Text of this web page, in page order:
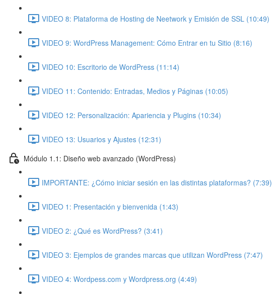
VIDEO 8: Plataforma de Hosting de Neetwork y Emisión de SSL (10:49)
VIDEO 9: WordPress Management: Cómo Entrar en tu Sitio (8:16)
VIDEO 10: Escritorio de WordPress (11:14)
VIDEO 11: Contenido: Entradas, Medios y Páginas (10:05)
VIDEO 12: Personalización: Apariencia y Plugins (10:34)
VIDEO 13: Usuarios y Ajustes (12:31)
Módulo 1.1: Diseño web avanzado (WordPress)
IMPORTANTE: ¿Cómo iniciar sesión en las distintas plataformas? (7:39)
VIDEO 1: Presentación y bienvenida (1:43)
VIDEO 2: ¿Qué es WordPress? (3:41)
VIDEO 3: Ejemplos de grandes marcas que utilizan WordPress (7:47)
VIDEO 4: Wordpess.com y Wordpress.org (4:49)